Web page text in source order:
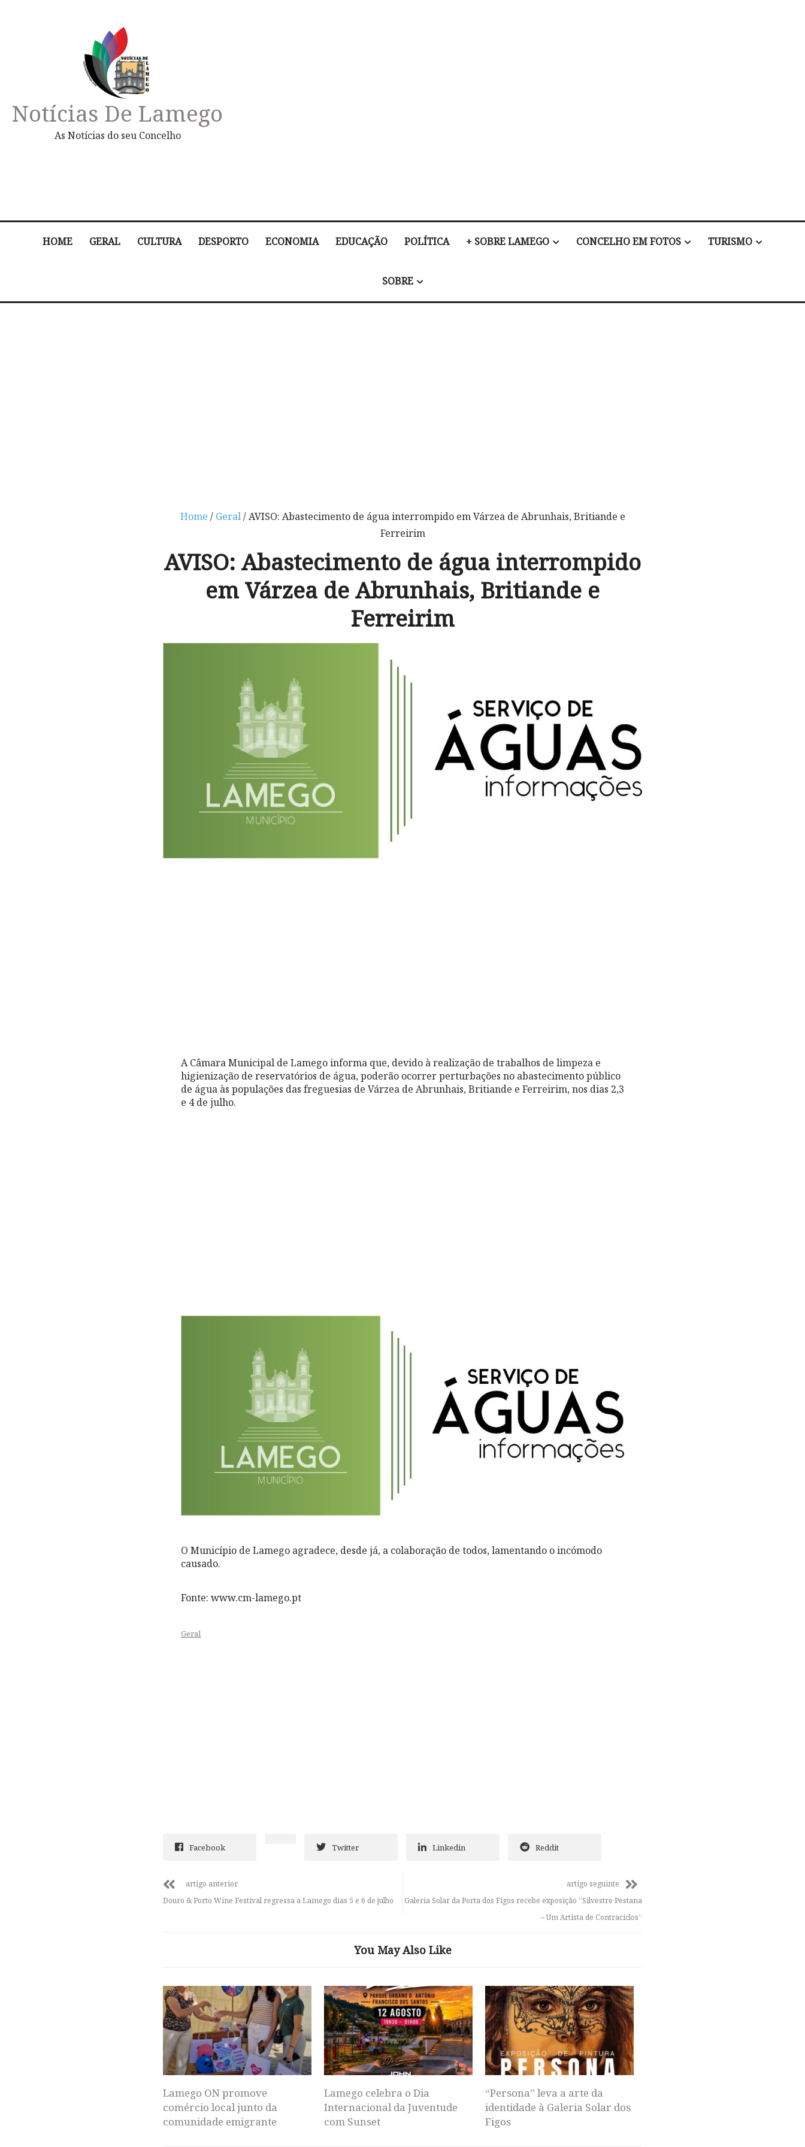
Notícias De Lamego
As Notícias do seu Concelho
HOME GERAL CULTURA DESPORTO ECONOMIA EDUCAÇÃO POLÍTICA + SOBRE LAMEGO CONCELHO EM FOTOS TURISMO
SOBRE
Home / Geral/ AVISO: Abastecimento de água interrompido em Várzea de Abrunhais, Britiande e
Ferreirim
AVISO: Abastecimento de água interrompido
em Várzea de Abrunhais, Britiande e
Ferreirim
A Câmara Municipal de Lamego informa que, devido à realização de trabalhos de limpeza e
higienização de reservatórios de água, poderão ocorrer perturbações no abastecimento público
de água às populações das freguesias de Várzea de Abrunhais, Britiande e Ferreirim, nos dias 2,3
e 4 de julho.
O Município de Lamego agradece, desde já, a colaboração de todos, lamentando o incómodo
causado.
Fonte: www.cm-lamego.pt
Geral
Facebook Twitter Linkedin Reddit
artigo anterior
Douro & Porto Wine Festival regressa a Lamego dias 5 e 6 de julho
artigo seguinte
Galeria Solar da Porta dos Figos recebe exposição “Silvestre Pestana
– Um Artista de Contraciclos”
You May Also Like
Lamego ON promove
comércio local junto da
comunidade emigrante
Lamego celebra o Dia
Internacional da Juventude
com Sunset
“Persona” leva a arte da
identidade à Galeria Solar dos
Figos